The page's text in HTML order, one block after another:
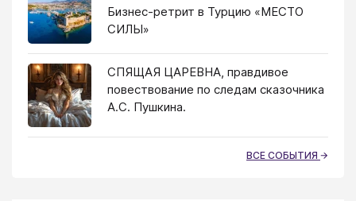
Бизнес-ретрит в Турцию «МЕСТО
СИЛЫ»
СПЯЩАЯ ЦАРЕВНА, правдивое
повествование по следам сказочника
А.С. Пушкина.
ВСЕ СОБЫТИЯ